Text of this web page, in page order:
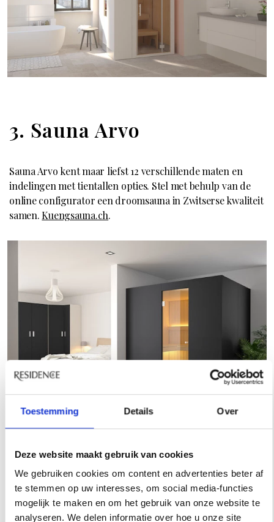
Toestemming Details Over
Deze website maakt gebruik van cookies
We gebruiken cookies om content en advertenties beter af
te stemmen op uw interesses, om social media-functies
mogelijk te maken en om het gebruik van onze website te
analyseren. We delen informatie over hoe u onze site
3. Sauna Arvo
Sauna Arvo kent maar liefst 12 verschillende maten en
indelingen met tientallen opties. Stel met behulp van de
online configurator een droomsauna in Zwitserse kwaliteit
samen.Kuengsauna.ch.
4. Sunshower Deluxe
De Sunshower Deluxe Black heeft vijf infraroodlampen en